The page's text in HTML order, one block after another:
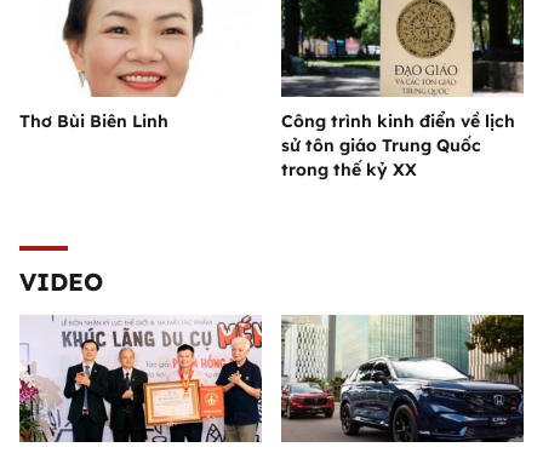
Thơ Bùi Biên Linh
Công trình kinh điển về lịch
sử tôn giáo Trung Quốc
trong thế kỷ XX
VIDEO